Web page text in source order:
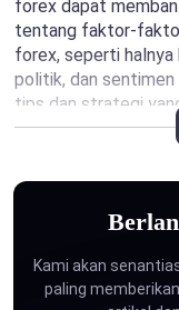
forex dapat
tentang faktor-
forex, seperti halnya
politik, dan sentimen
tips dan strategi
forex, seperti halnya
teknikal, alat
membaca artikel-
meningkatkan
Dengan menelusuri
dapat menemukan
Kami akan
paling